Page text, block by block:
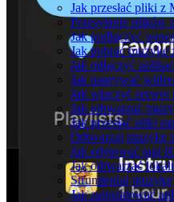
Jak przesłać pliki z
Przesyłanie plików
Jak podłączyć
Jak pobrać muzykę
Jak odłączyć
Jak nagrywać
Jak włączyć
Jak odtwarzać
Jak przesłać pliki
Odtwarzaj muzykę
Jak edytować tagi
Jak odtwarzać
Strumieniuj
Jak zainstalować